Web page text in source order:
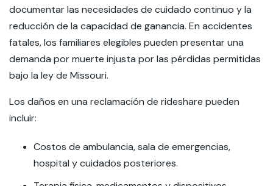
documentar las necesidades de cuidado continuo y la
reducción de la capacidad de ganancia. En accidentes
fatales, los familiares elegibles pueden presentar una
demanda por muerte injusta por las pérdidas permitidas
bajo la ley de Missouri.
Los daños en una reclamación de rideshare pueden
incluir:
Costos de ambulancia, sala de emergencias,
hospital y cuidados posteriores.